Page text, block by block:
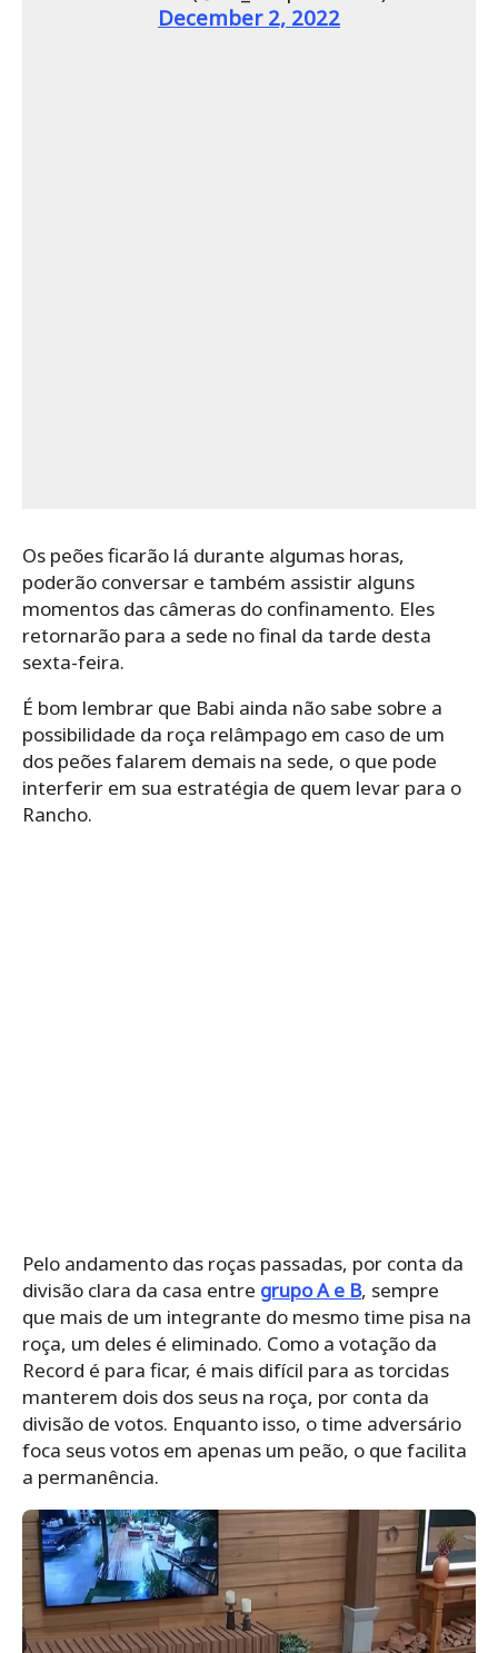
poderão conversar e também assistir alguns
momentos das câmeras do confinamento. Eles
retornarão para a sede no final da tarde desta
sexta-feira.
É bom lembrar que Babi ainda não sabe sobre a
possibilidade da roça relâmpago em caso de um
dos peões falarem demais na sede, o que pode
interferir em sua estratégia de quem levar para o
Rancho.
divisão clara da casa entre grupo A e B, sempre
que mais de um integrante do mesmo time pisa na
roça, um deles é eliminado. Como a votação da
Record é para ficar, é mais difícil para as torcidas
manterem dois dos seus na roça, por conta da
divisão de votos. Enquanto isso, o time adversário
foca seus votos em apenas um peão, o que facilita
a permanência.